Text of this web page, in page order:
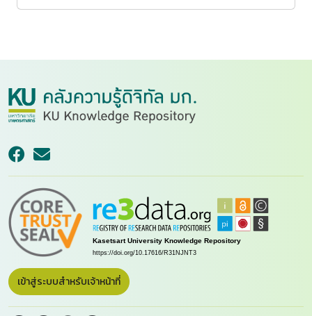
เข้าสู่ระบบสำหรับเจ้าหน้าที่